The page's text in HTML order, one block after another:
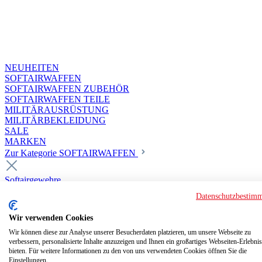
NEUHEITEN
SOFTAIRWAFFEN
SOFTAIRWAFFEN ZUBEHÖR
SOFTAIRWAFFEN TEILE
MILITÄRAUSRÜSTUNG
MILITÄRBEKLEIDUNG
SALE
MARKEN
Zur Kategorie SOFTAIRWAFFEN
Softairgewehre
Deluxe Custom Guns ab 18
Softair elektrisch ab 18
Softair elektrisch ab 14
Softair gasbetrieben ab 18
Softair HPA Luftdruck ab 18
Historische Softairwaffen
Wir verwenden Cookies
Wir können diese zur Analyse unserer Besucherdaten platzieren, um unsere Webseite zu
verbessern, personalisierte Inhalte anzuzeigen und Ihnen ein großartiges Webseiten-
bieten. Für weitere Informationen zu den von uns verwendeten Cookies öffnen Sie die
Einstellungen.